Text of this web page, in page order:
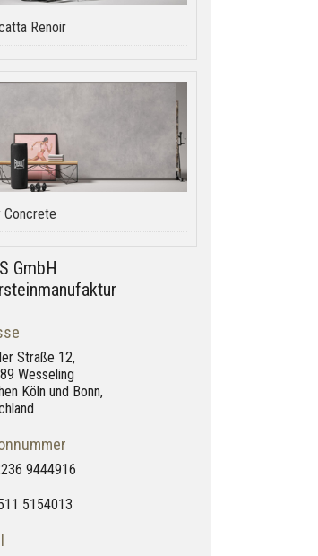
Renoir
Concrete
GmbH
Straße 12,
Wesseling
Köln und Bonn,
9444916
5154013